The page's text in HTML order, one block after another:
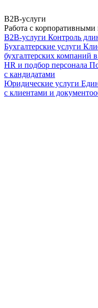
B2B-услуги
Работа с
B2B-услуги Контроль
Бухгалтерские услуги
бухгалтерских компаний
HR и подбор персонала
с кандидатами
Юридические услуги
с клиентами и